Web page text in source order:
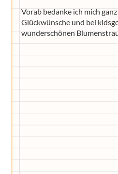
Vorab bedanke ich mich
Glückwünsche und bei
wunderschönen